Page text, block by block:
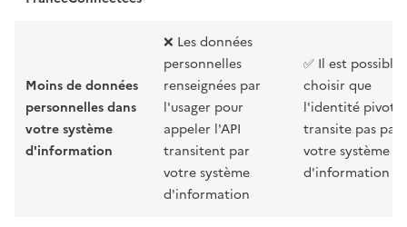
Moins de données
personnelles dans
votre système
d'information
❌ Les données
personnelles
renseignées par
l'usager pour
appeler l'API
transitent par
votre système
d'information
✅ Il est possible
choisir que
l'identité pivot
transite pas par
votre système
d'information